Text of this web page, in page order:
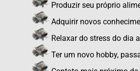
Produzir seu próprio
Adquirir novos
Relaxar do stress do dia
Ter um novo hobby,